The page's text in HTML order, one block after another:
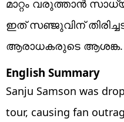
മാറ്റം വരുത്താന്‍
ഇത് സഞ്ജുവിന്
ആരാധകരുടെ ആശങ്ക.
English Summary
Sanju Samson was
tour, causing fan